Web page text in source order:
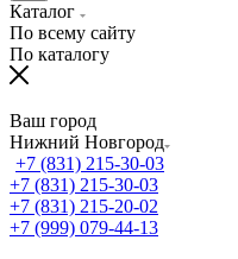
Каталог
По всему сайту
По каталогу
Ваш город
Нижний Новгород
+7 (831) 215-30-03
+7 (831) 215-30-03
+7 (831) 215-20-02
+7 (999) 079-44-13